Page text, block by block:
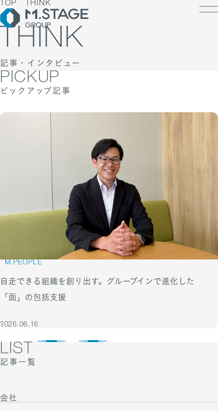
TOP
ビーイング
TOP / グループ代表挨拶・会社概
見るエムステージグループ
ュリティに関する方針
ンスの皆様へ
TOP THINK
THINK
記事・インタビュー
PICKUP
ピックアップ記事
M.PEOPLE
自走できる組織を創り出す。グループインで進化した
「面」の包括支援
2026.06.16
LIST
記事一覧
会社